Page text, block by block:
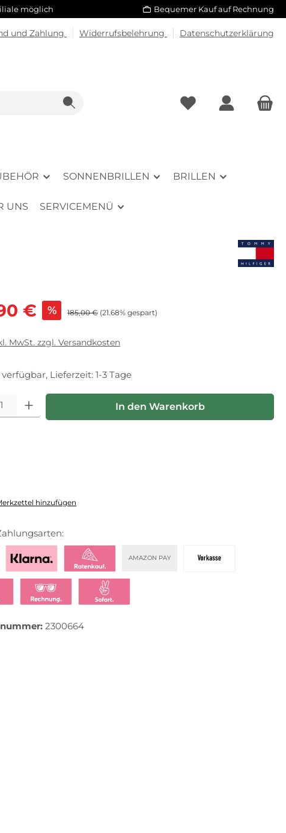
möglich Bequemer Kauf auf Rechnung
und Zahlung Widerrufsbelehrung Datenschutzerklärung
SONNENBRILLEN BRILLEN
UNS SERVICEMENÜ
€ % Regulärer Preis:
185,00 € (21.68% gespart)
MwSt. zzgl. Versandkosten
Lieferzeit: 1-3 Tage
Gib den gewünschten Wert ein oder benutze die
In den Warenkorb
hinzufügen
AMAZON PAY
Bezahlen mit KlarnaKlarna Ratenkauf
2300664